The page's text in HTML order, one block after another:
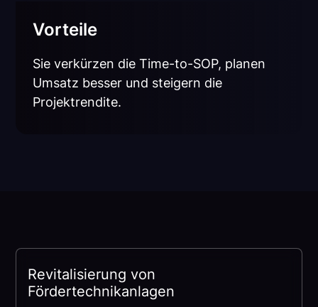
Vorteile
Sie verkürzen die Time-to-SOP, planen
Umsatz besser und steigern die
Projektrendite.
Revitalisierung von
Fördertechnikanlagen